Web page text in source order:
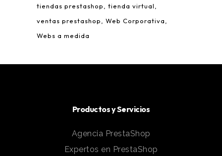
tiendas prestashop
tienda virtual
ventas prestashop
Web Corporativa
Webs a medida
Productos y Servicios
Agencia PrestaShop
Expertos en PrestaShop